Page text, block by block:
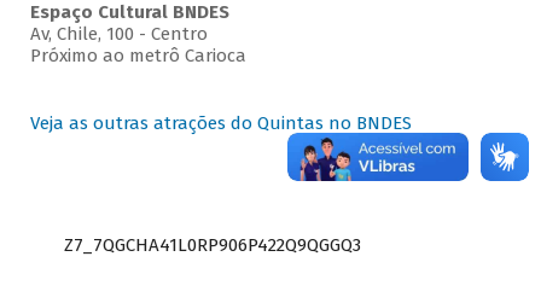
Espaço Cultural BNDES
Av, Chile, 100 - Centro
Próximo ao metrô Carioca
Veja as outras atrações do Quintas no BNDES
Z7_7QGCHA41L0RP906P422Q9QGGQ3